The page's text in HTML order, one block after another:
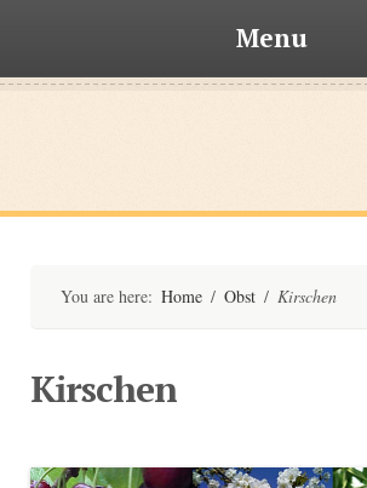
Menu
Skip
Bischofsteiner
You are here: Home / Obst / Kirschen
Kirschen